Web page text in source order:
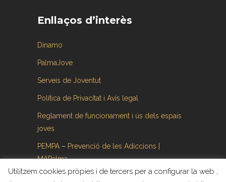
Enllaços d’interès
Dinamo
PalmaJove
Serveis de Joventut
Política de Privacitat i Avís legal
Reglament de funcionament i ús dels espais
joves
PEMPA – Prevenció de les Adiccions |
MAPalma
Utilitzem cookies pròpies i de tercers per a configurar la web ,